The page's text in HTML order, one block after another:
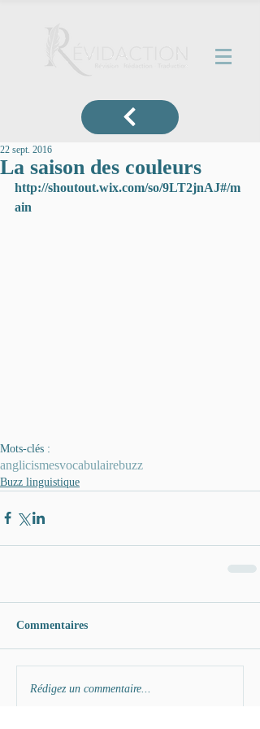
La saison des couleurs
22 sept. 2016
http://shoutout.wix.com/so/9LT2jnAJ#/m
ain
Mots-clés :
anglicismesvocabulairebuzz
Buzz linguistique
Commentaires
Rédigez un commentaire...